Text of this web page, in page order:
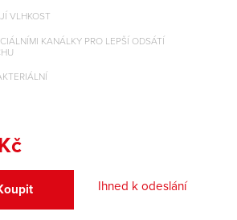
VLHKOST
KANÁLKY PRO LEPŠÍ ODSÁTÍ
Ihned k odeslání